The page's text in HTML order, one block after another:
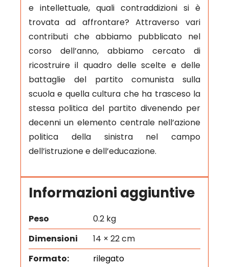
e intellettuale, quali contraddizioni si è
trovata ad affrontare? Attraverso vari
contributi che abbiamo pubblicato nel
corso dell’anno, abbiamo cercato di
ricostruire il quadro delle scelte e delle
battaglie del partito comunista sulla
scuola e quella cultura che ha trasceso la
stessa politica del partito divenendo per
decenni un elemento centrale nell’azione
politica della sinistra nel campo
dell’istruzione e dell’educazione.
Informazioni aggiuntive
Peso
0.2 kg
Dimensioni
14 × 22 cm
Formato:
rilegato